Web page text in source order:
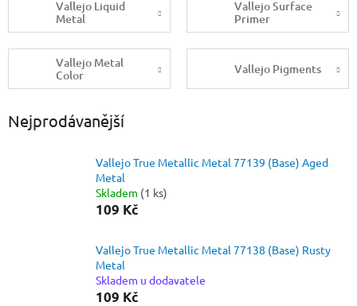
Vallejo Liquid
Metal
Vallejo Surface
Primer
Vallejo Metal
Color
Vallejo Pigments
Nejprodávanější
Vallejo True Metallic Metal 77139 (Base) Aged
Metal
Skladem (1 ks)
109 Kč
Vallejo True Metallic Metal 77138 (Base) Rusty
Metal
Skladem u dodavatele
109 Kč